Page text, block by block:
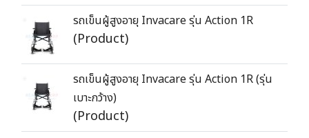
รถเข็นผู้สูงอายุ Invacare รุ่น Action 1R
(Product)
รถเข็นผู้สูงอายุ Invacare รุ่น Action 1R (รุ่น
เบาะกว้าง)
(Product)